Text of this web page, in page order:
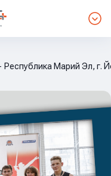
Республика Марий Эл,